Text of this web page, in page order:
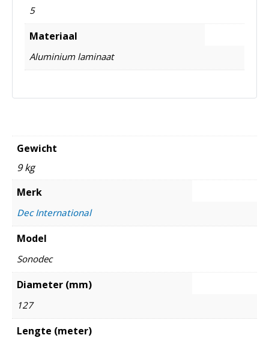
5
Materiaal
Aluminium laminaat
Gewicht
9 kg
Merk
Dec International
Model
Sonodec
Diameter (mm)
127
Lengte (meter)